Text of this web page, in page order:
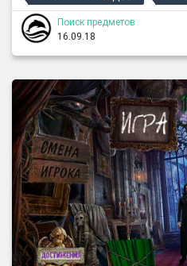
Поиск предметов
16.09.18